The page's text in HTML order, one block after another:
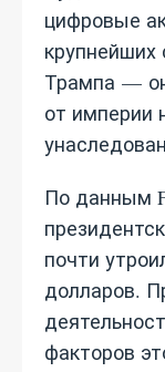
цифровые
крупнейших
Трампа —
от империи
По данным
почти
долларов.
факторов